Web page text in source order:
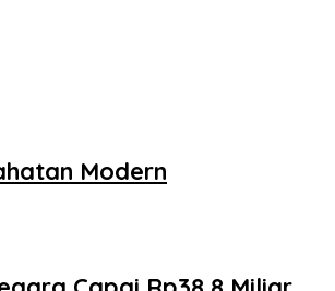
Modern